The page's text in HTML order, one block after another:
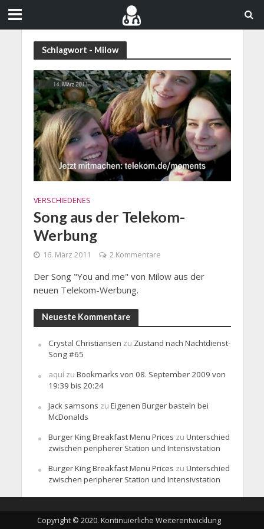
Schlagwort - Milow
VERSCHIEDENES
Song aus der Telekom-
Werbung
16. März 2011 2 Kommentare
Der Song "You and me" von Milow aus der
neuen Telekom-Werbung.
Neueste Kommentare
Crystal Christiansen zu Zustand nach Nachtdienst-
Song #65
aquízu Bookmarks von 08. September 2009 von
19:39 bis 20:24
Jack samsons zu Eigenen Burger basteln bei
McDonalds
Burger King Breakfast Menu Prices zu Unterschied
zwischen peripherer Station und Intensivstation
Burger King Breakfast Menu Prices zu Unterschied
zwischen peripherer Station und Intensivstation
Copyright © 2020. Kontinuierliche Weiterentwicklung